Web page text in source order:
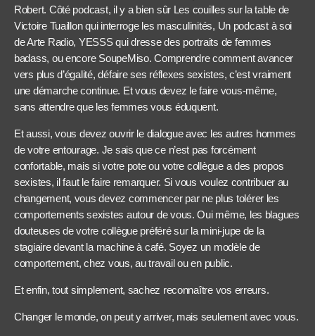
Robert. Côté podcast, il y a bien sûr Les couilles sur la table de
Victoire Tuaillon qui interroge les masculinités, Un podcast à soi
de Arte Radio, YESSS qui dresse des portraits de femmes
badass, ou encore SoupeMiso. Comprendre comment avancer
vers plus d’égalité, défaire ses réflexes sexistes, c’est vraiment
une démarche continue. Et vous devez le faire vous-même,
sans attendre que les femmes vous éduquent.
Et aussi, vous devez ouvrir le dialogue avec les autres hommes
de votre entourage. Je sais que ce n’est pas forcément
confortable, mais si votre pote ou votre collègue a des propos
sexistes, il faut le faire remarquer. Si vous voulez contribuer au
changement, vous devez commencer par ne plus tolérer les
comportements sexistes autour de vous. Oui même, les blagues
douteuses de votre collègue préféré sur la mini-jupe de la
stagiaire devant la machine à café. Soyez un modèle de
comportement, chez vous, au travail ou en public.
Et enfin, tout simplement, sachez reconnaître vos erreurs.
Changer le monde, on peut y arriver, mais seulement avec vous.